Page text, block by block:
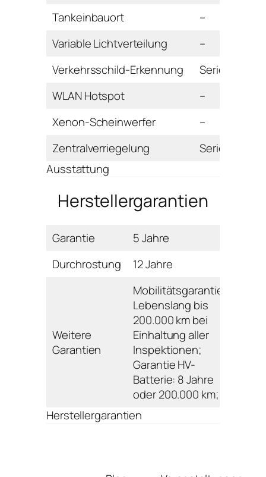
Tankeinbauort
–
Variable Lichtverteilung
–
Verkehrsschild-Erkennung
Serie
WLAN Hotspot
–
Xenon-Scheinwerfer
–
Zentralverriegelung
Serie
Ausstattung
Herstellergarantien
Garantie
5 Jahre
Durchrostung
12 Jahre
Weitere
Garantien
Mobilitätsgarantie:
Lebenslang bis
200.000 km bei
Einhaltung aller
Inspektionen;
Garantie HV-
Batterie: 8 Jahre
oder 200.000 km;
Herstellergarantien